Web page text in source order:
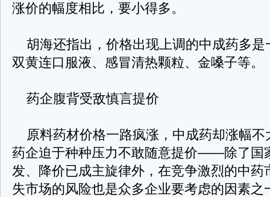
涨价的幅度相比，要小得多。
胡海还指出，价格出现上调的中成药多是
双黄连口服液、感冒清热颗粒、金嗓子等。
药企腹背受敌慎言提价
原料药材价格一路疯涨，中成药却涨幅不
药企迫于种种压力不敢随意提价——除了国
发、降价已成主旋律外，在竞争激烈的中药
失市场的风险也是众多企业要考虑的因素之